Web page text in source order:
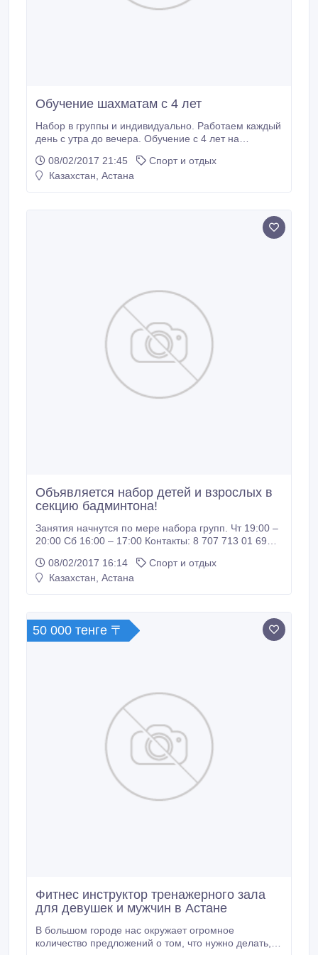
Обучение шахматам с 4 лет
Набор в группы и индивидуально. Работаем каждый
день с утра до вечера. Обучение с 4 лет на
результаты - призеры города Астаны и чемпионата
Республики..
08/02/2017 21:45
Спорт и отдых
Казахстан, Астана
Объявляется набор детей и взрослых в
секцию бадминтона!
Занятия начнутся по мере набора групп. Чт 19:00 –
20:00 Сб 16:00 – 17:00 Контакты: 8 707 713 01 69
информацией обращаться по указанным номерам.
Место проведения: спортивный зал (ул. 31 35, в р-
08/02/2017 16:14
Спорт и отдых
Казахстан, Астана
50 000 тенге 〒
Фитнес инструктор тренажерного зала
для девушек и мужчин в Астане
В большом городе нас окружает огромное
количество предложений о том, что нужно делать,